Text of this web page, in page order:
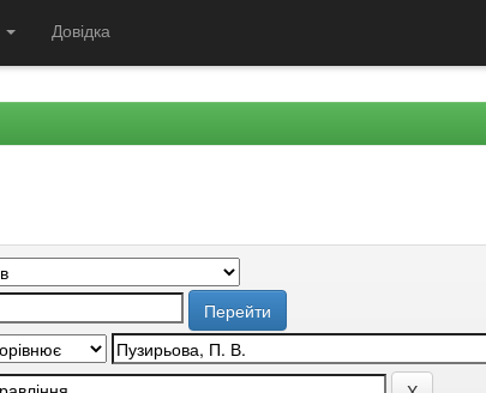
Довідка